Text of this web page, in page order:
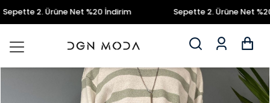
2. Ürüne Net %20 İndirim Sepette 2. Ürüne Net %20